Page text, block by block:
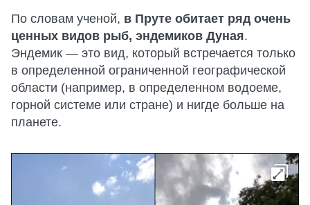
По словам ученой, в Пруте обитает ряд очень
ценных видов рыб, эндемиков Дуная.
Эндемик — это вид, который встречается только
в определенной ограниченной географической
области (например, в определенном водоеме,
горной системе или стране) и нигде больше на
планете.